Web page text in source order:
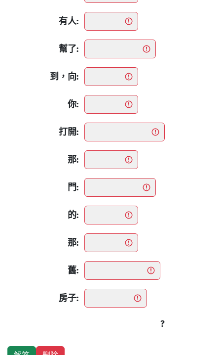
有人:
幫了:
到，向:
你:
打開:
那:
門:
的:
那:
舊:
房子:
?